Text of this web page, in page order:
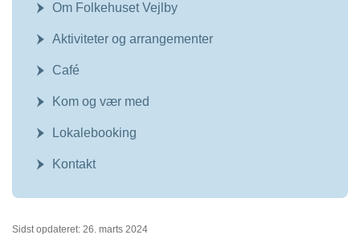
Om Folkehuset Vejlby
Aktiviteter og arrangementer
Café
Kom og vær med
Lokalebooking
Kontakt
Sidst opdateret: 26. marts 2024